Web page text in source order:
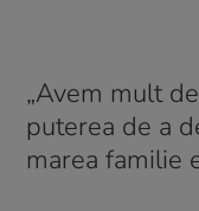
„Avem mult
puterea de a
marea familie